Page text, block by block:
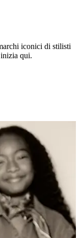
iconici di stilisti
qui.